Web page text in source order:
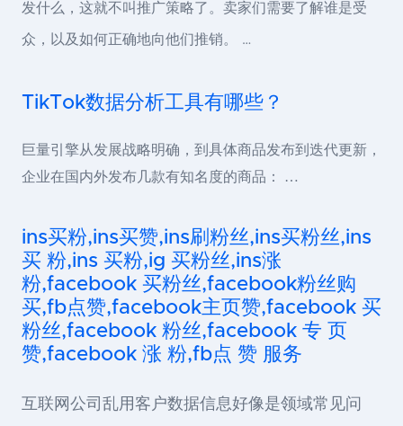
发什么，这就不叫推广策略了。卖家们需要了解谁是受
众，以及如何正确地向他们推销。 …
TikTok数据分析工具有哪些？
巨量引擎从发展战略明确，到具体商品发布到迭代更新，
企业在国内外发布几款有知名度的商品： …
ins买粉,ins买赞,ins刷粉丝,ins买粉丝,ins
买 粉,ins 买粉,ig 买粉丝,ins涨
粉,facebook 买粉丝,facebook粉丝购
买,fb点赞,facebook主页赞,facebook 买
粉丝,facebook 粉丝,facebook 专 页
赞,facebook 涨 粉,fb点 赞 服务
互联网公司乱用客户数据信息好像是领域常见问